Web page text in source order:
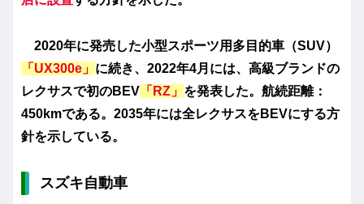
2020年に発売した小型スポーツ用多目的車（SUV）
「UX300e」 に続き、2022年4月には、高級ブランドの
レクサスで初のBEV 「RZ」 を発表した。航続距離：
450kmである。2035年には全レクサスをBEVにする方
針を示している。
スズキ自動車